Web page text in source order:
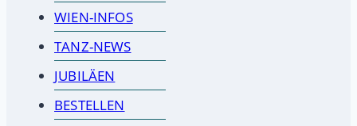
WIEN-INFOS
TANZ-NEWS
JUBILÄEN
BESTELLEN